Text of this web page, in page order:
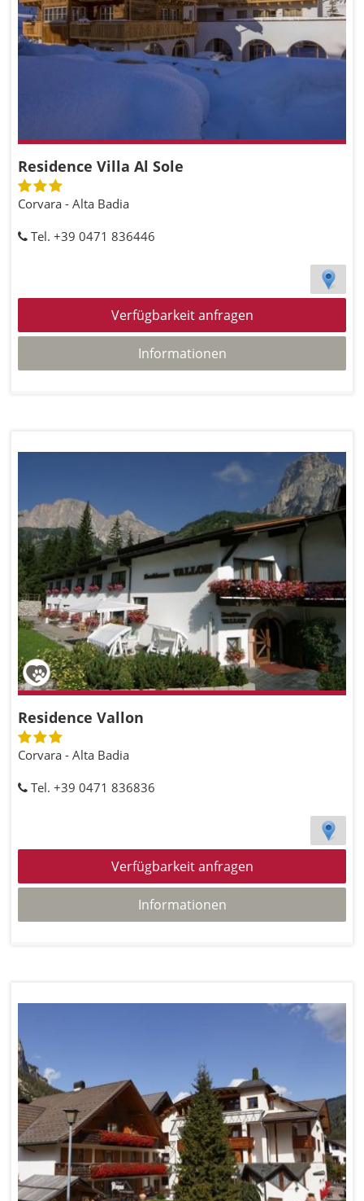
Residence Villa Al Sole
Corvara - Alta Badia
Tel. +39 0471 836446
Verfügbarkeit anfragen
Informationen
Residence Vallon
Corvara - Alta Badia
Tel. +39 0471 836836
Verfügbarkeit anfragen
Informationen